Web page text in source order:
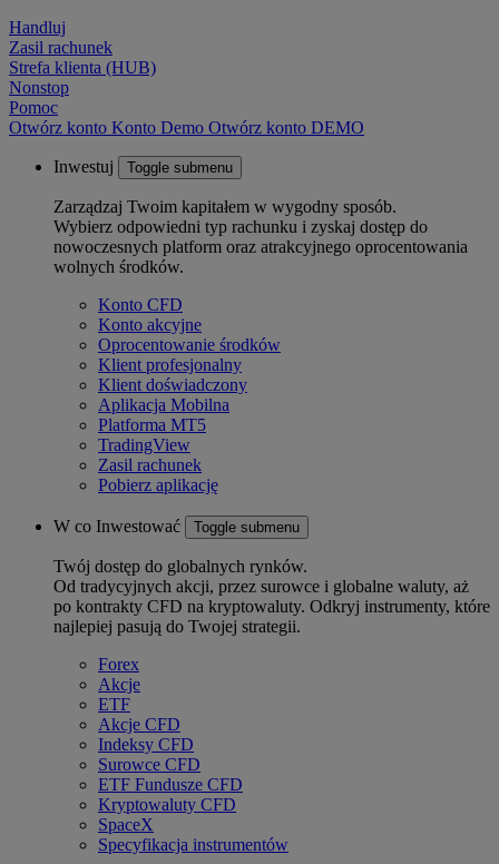
Handluj
Zasil rachunek
Strefa klienta (HUB)
Nonstop
Pomoc
Otwórz konto Konto Demo Otwórz konto DEMO
Inwestuj Toggle submenu
Zarządzaj Twoim kapitałem w wygodny sposób.
Wybierz odpowiedni typ rachunku i zyskaj dostęp do
nowoczesnych platform oraz atrakcyjnego oprocentowania
wolnych środków.
Konto CFD
Konto akcyjne
Oprocentowanie środków
Klient profesjonalny
Klient doświadczony
Aplikacja Mobilna
Platforma MT5
TradingView
Zasil rachunek
Pobierz aplikację
W co Inwestować Toggle submenu
Twój dostęp do globalnych rynków.
Od tradycyjnych akcji, przez surowce i globalne waluty, aż
po kontrakty CFD na kryptowaluty. Odkryj instrumenty, które
najlepiej pasują do Twojej strategii.
Forex
Akcje
ETF
Akcje CFD
Indeksy CFD
Surowce CFD
ETF Fundusze CFD
Kryptowaluty CFD
SpaceX
Specyfikacja instrumentów